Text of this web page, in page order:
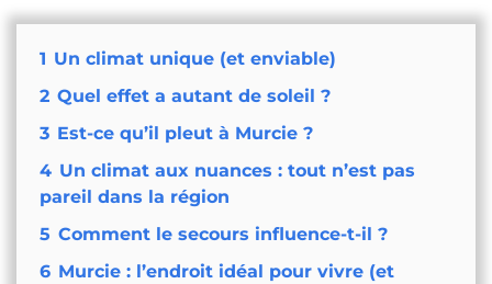
1 Un climat unique (et enviable)
2 Quel effet a autant de soleil ?
3 Est-ce qu’il pleut à Murcie ?
4 Un climat aux nuances : tout n’est pas
pareil dans la région
5 Comment le secours influence-t-il ?
6 Murcie : l’endroit idéal pour vivre (et